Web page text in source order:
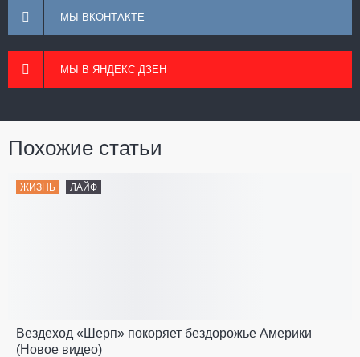
МЫ ВКОНТАКТЕ
МЫ В ЯНДЕКС ДЗЕН
Похожие статьи
ЖИЗНЬ ЛАЙФ
Вездеход «Шерп» покоряет бездорожье Америки
(Новое видео)